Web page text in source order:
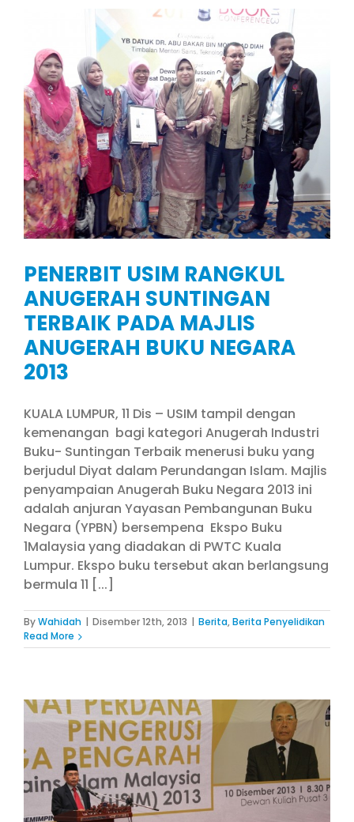
PENERBIT USIM RANGKUL
ANUGERAH SUNTINGAN
TERBAIK PADA MAJLIS
ANUGERAH BUKU NEGARA
2013
KUALA LUMPUR, 11 Dis – USIM tampil dengan
kemenangan bagi kategori Anugerah Industri
Buku- Suntingan Terbaik menerusi buku yang
berjudul Diyat dalam Perundangan Islam. Majlis
penyampaian Anugerah Buku Negara 2013 ini
adalah anjuran Yayasan Pembangunan Buku
Negara (YPBN) bersempena Ekspo Buku
1Malaysia yang diadakan di PWTC Kuala
Lumpur. Ekspo buku tersebut akan berlangsung
bermula 11 [...]
ByWahidah | Disember 12th, 2013 | Berita,Berita Penyelidikan
Read More